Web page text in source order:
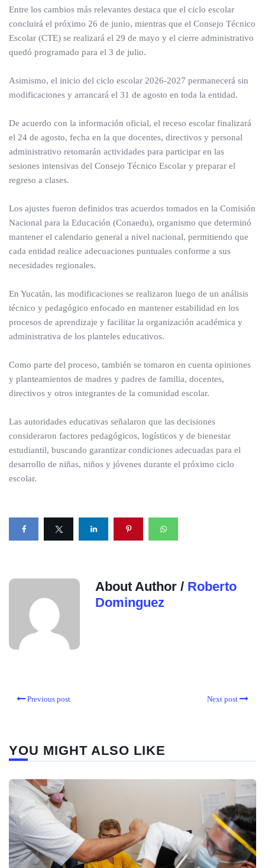
Entre los cambios más relevantes destaca que el ciclo escolar
concluirá el próximo 26 de junio, mientras que el Consejo Técnico
Escolar (CTE) se realizará el 29 de mayo y el cierre administrativo
quedó programado para el 3 de julio.
Asimismo, el inicio del ciclo escolar 2026-2027 permanecerá sin
modificaciones y arrancará el 31 de agosto en toda la entidad.
De acuerdo con la información oficial, el receso escolar finalizará
el 24 de agosto, fecha en la que docentes, directivos y personal
administrativo retomarán actividades para participar en las
sesiones intensivas del Consejo Técnico Escolar y preparar el
regreso a clases.
Los ajustes fueron definidos tras acuerdos tomados en la Comisión
Nacional para la Educación (Conaedu), organismo que determinó
mantener el calendario general a nivel nacional, permitiendo que
cada entidad realice adecuaciones puntuales conforme a sus
necesidades regionales.
En Yucatán, las modificaciones se realizaron luego de un análisis
técnico y pedagógico enfocado en mantener estabilidad en los
procesos de aprendizaje y facilitar la organización académica y
administrativa de los planteles educativos.
Como parte del proceso, también se tomaron en cuenta opiniones
y planteamientos de madres y padres de familia, docentes,
directivos y otros integrantes de la comunidad escolar.
Las autoridades educativas señalaron que las decisiones
consideraron factores pedagógicos, logísticos y de bienestar
estudiantil, buscando garantizar condiciones adecuadas para el
desarrollo de niñas, niños y jóvenes durante el próximo ciclo
escolar.
About Author / Roberto
Dominguez
Previous post Next post
YOU MIGHT ALSO LIKE